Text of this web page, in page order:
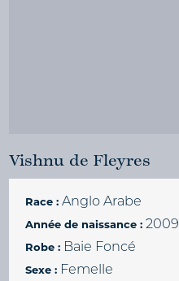
Vishnu de Fleyres
Race :Anglo Arabe
Année de naissance :2009
Robe : Baie Foncé
Sexe : Femelle